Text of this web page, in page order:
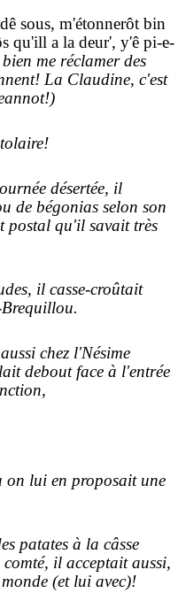
sous, m'étonnerôt bin
qu'ill a la deur', y'ê pi-e-
me réclamer des
La Claudine, c'est
désertée, il
de bégonias selon son
postal qu'il savait très
il casse-croûtait
chez l'Nésime
debout face à l'entrée
lui en proposait une
patates à la câsse
il acceptait aussi,
(et lui avec)!